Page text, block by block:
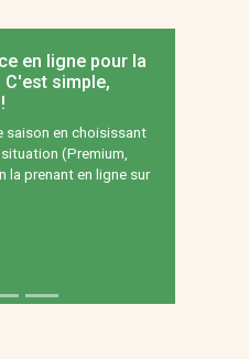
en ligne pour la
C'est simple,
saison en choisissant
(Premium,
la prenant en ligne sur